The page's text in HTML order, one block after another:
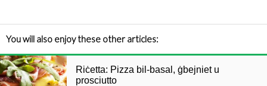
You will also enjoy these other articles:
Riċetta: Pizza bil-basal, ġbejniet u
prosciutto